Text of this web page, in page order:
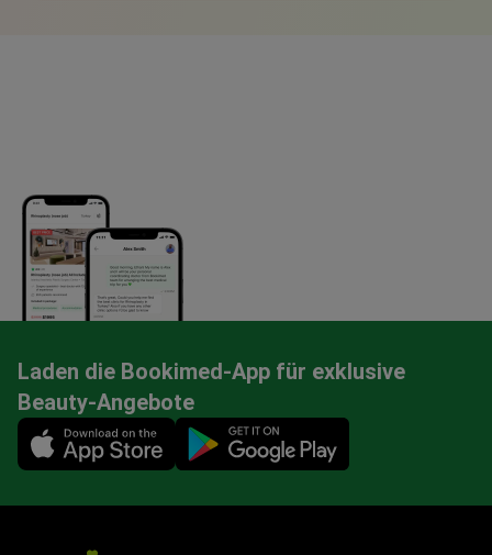
Laden die Bookimed-App für exklusive
Beauty-Angebote
Mobile app illustration